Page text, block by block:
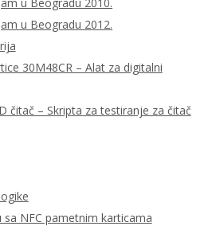
u Beogradu 2012.
30M48CR – Alat za digitalni
čitač – Skripta za testiranje za čitač
sa NFC pametnim karticama